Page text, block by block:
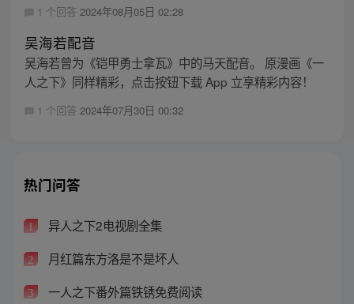
1 个回答 2024年08月05日 02:28
吴海若配音
吴海若曾为《铠甲勇士拿瓦》中的马天配音。 原漫画《一
人之下》同样精彩，点击按钮下载 App 立享精彩内容！
1 个回答 2024年07月30日 00:32
热门问答
1 异人之下2电视剧全集
2 月红篇东方洛是不是坏人
3 一人之下番外篇铁锈免费阅读